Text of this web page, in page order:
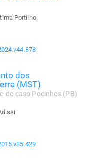
Portilho
dos
(MST)
do caso Pocinhos (PB)